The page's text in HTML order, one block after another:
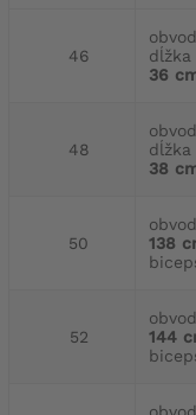
46
dĺžka
36
48
dĺžka
38
50
138
52
144